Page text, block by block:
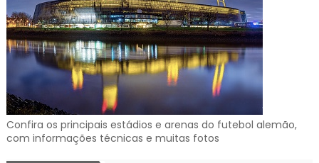
Confira os principais estádios e arenas do futebol alemão,
com informações técnicas e muitas fotos